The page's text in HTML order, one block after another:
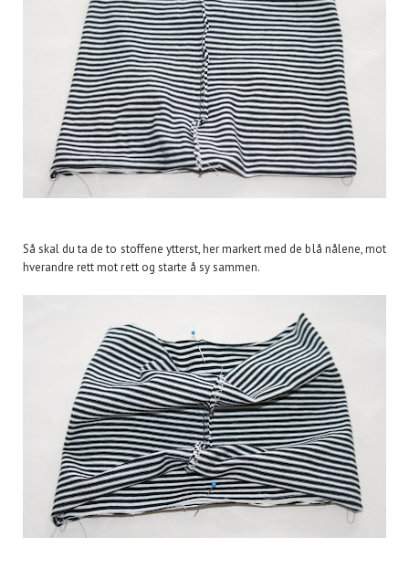
Så skal du ta de to stoffene ytterst, her markert med de blå nålene, mot
hverandre rett mot rett og starte å sy sammen.